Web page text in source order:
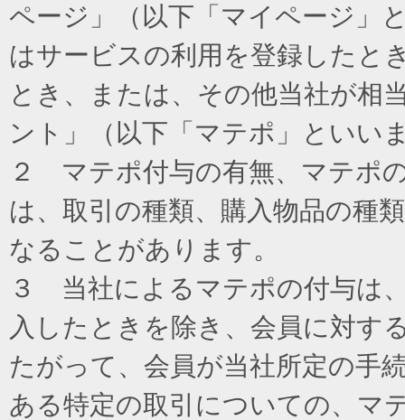
ページ」（以下「マイページ」
はサービスの利用を登録したと
とき、または、その他当社が相
ント」（以下「マテポ」といい
２ マテポ付与の有無、マテポ
は、取引の種類、購入物品の種
なることがあります。
３ 当社によるマテポの付与は
入したときを除き、会員に対す
たがって、会員が当社所定の手
ある特定の取引についての、マ